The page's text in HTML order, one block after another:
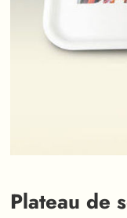
Plateau de